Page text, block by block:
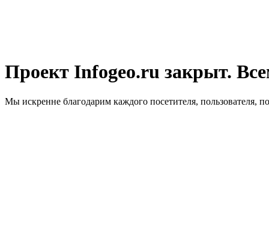
Проект Infogeo.ru закрыт.
Мы искренне благодарим каждого посетителя, пользователя,